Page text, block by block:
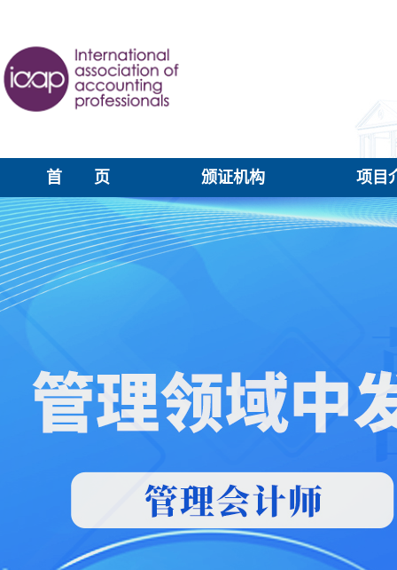
首 页 颁证机构 项目